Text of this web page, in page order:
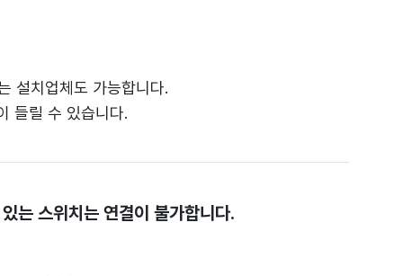
설치업체도 가능합니다.
들릴 수 있습니다.
는 스위치는 연결이 불가합니다.